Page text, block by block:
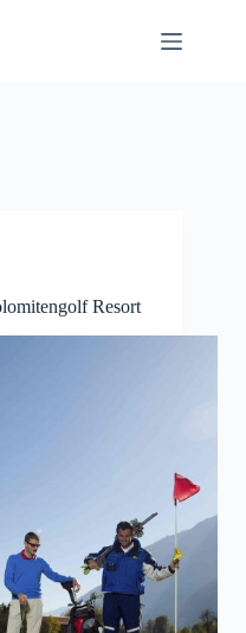
Resort